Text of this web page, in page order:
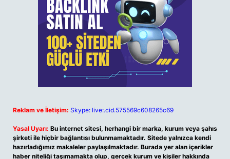
Reklam ve İletişim: Skype: live:.cid.575569c608265c69
Yasal Uyarı: Bu internet sitesi, herhangi bir marka, kurum veya şahıs
şirketi ile hiçbir bağlantısı bulunmamaktadır. Sitede yalnızca kendi
hazırladığımız makaleler paylaşılmaktadır. Burada yer alan içerikler
haber niteliği taşımamakta olup, gerçek kurum ve kişiler hakkında